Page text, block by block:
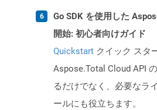
Go SDK を使用した
開始: 初心者向けガイド
Quickstart クイック スタ
Aspose.Total Cloud API
るだけでなく、必要なラ
ールにも役立ちます。